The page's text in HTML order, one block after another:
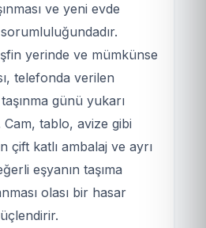
ve yeni evde
yerinde ve mümkünse
telefonda verilen
günü yukarı
tablo, avize gibi
çift katlı ambalaj ve ayrı
eşyanın taşıma
olası bir hasar